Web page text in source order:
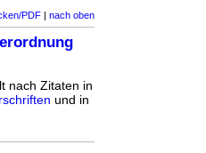
PDF | nach oben
nach Zitaten in
und in